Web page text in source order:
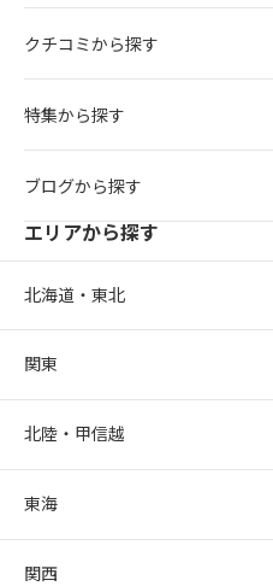
クチコミから探す
特集から探す
ブログから探す
エリアから探す
北海道・東北
関東
北陸・甲信越
東海
関西